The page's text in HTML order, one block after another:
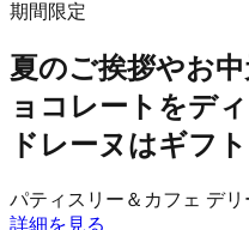
期間限定
夏のご挨拶やお
ョコレートをデ
ドレーヌはギフ
パティスリー＆カフェ デリ
詳細を見る